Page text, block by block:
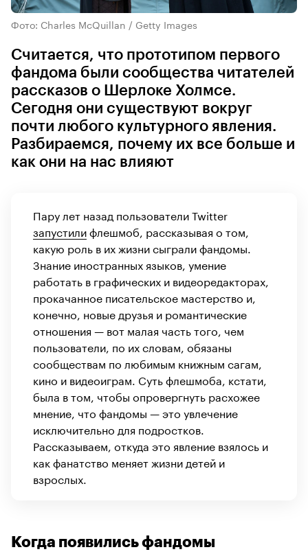
Фото: Charles McQuillan / Getty Images
Считается, что прототипом первого
фандома были сообщества читателей
рассказов о Шерлоке Холмсе.
Сегодня они существуют вокруг
почти любого культурного явления.
Разбираемся, почему их все больше и
как они на нас влияют
Пару лет назад пользователи Twitter
запустилифлешмоб, рассказывая о том,
какую роль в их жизни сыграли фандомы.
Знание иностранных языков, умение
работать в графических и видеоредакторах,
прокачанное писательское мастерство и,
конечно, новые друзья и романтические
отношения — вот малая часть того, чем
пользователи, по их словам, обязаны
сообществам по любимым книжным сагам,
кино и видеоиграм. Суть флешмоба, кстати,
была в том, чтобы опровергнуть расхожее
мнение, что фандомы — это увлечение
исключительно для подростков.
Рассказываем, откуда это явление взялось и
как фанатство меняет жизни детей и
взрослых.
Когда появились фандомы